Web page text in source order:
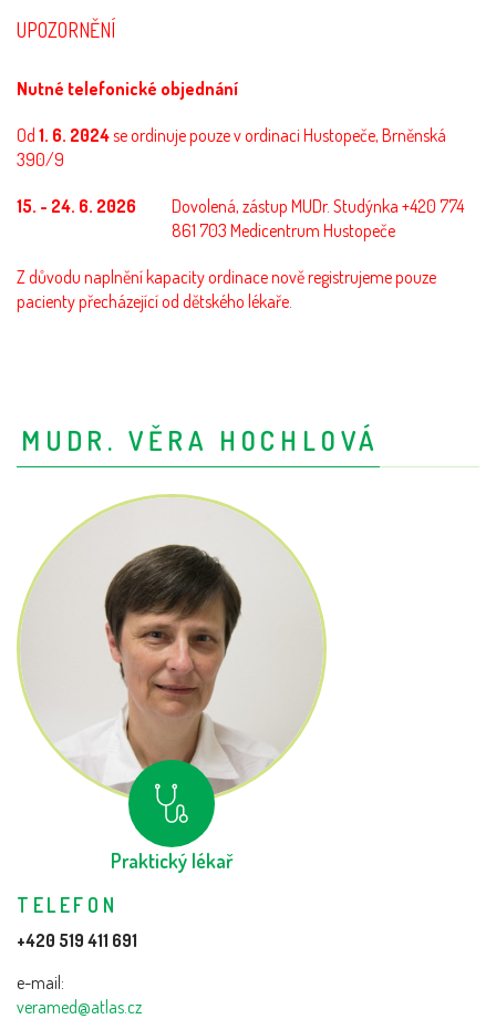
UPOZORNĚNÍ
Nutné telefonické objednání
Od 1. 6. 2024se ordinuje pouze v ordinaci Hustopeče, Brněnská
390/9
15. - 24. 6. 2026
Dovolená, zástup MUDr. Studýnka +420 774
861 703 Medicentrum Hustopeče
Z důvodu naplnění kapacity ordinace nově registrujeme pouze
pacienty přecházející od dětského lékaře.
MUDR. VĚRA HOCHLOVÁ
Praktický lékař
TELEFON
+420 519 411 691
e-mail:
veramed@atlas.cz